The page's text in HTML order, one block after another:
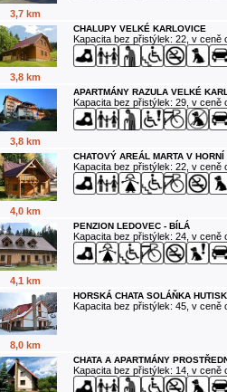
3,7 km
3,8 km
CHALUPY VELKÉ KARLOVICE
Kapacita bez přistýlek: 22, v ceně
3,8 km
APARTMÁNY RAZULA VELKÉ
Kapacita bez přistýlek: 29, v ceně
4,0 km
CHATOVÝ AREÁL MARTA V
Kapacita bez přistýlek: 22, v ceně
4,1 km
PENZION LEDOVEC - BÍLÁ
Kapacita bez přistýlek: 24, v ceně
8,0 km
HORSKÁ CHATA SOLÁŇKA
Kapacita bez přistýlek: 45, v ceně
CHATA A APARTMÁNY
Kapacita bez přistýlek: 14, v ceně